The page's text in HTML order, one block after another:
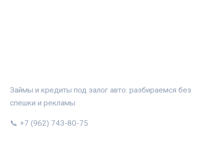
Займы и кредиты под залог авто: разбираемся без
спешки и рекламы
📞 +7 (962) 743-80-75